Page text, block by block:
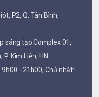
P2, Q. Tân Bình,
sáng tạo Complex 01,
Kim Liên, HN
- 21h00, Chủ nhật: